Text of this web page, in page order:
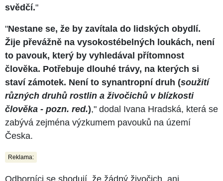
svědčí."
"Nestane se, že by zavítala do lidských obydlí.
Žije převážně na vysokostébelných loukách, není
to pavouk, který by vyhledával přítomnost
člověka. Potřebuje dlouhé trávy, na kterých si
staví zámotek. Není to synantropní druh (soužití
různých druhů rostlin a živočichů v blízkosti
člověka - pozn. red.)," dodal Ivana Hradská, která se
zabývá zejména výzkumem pavouků na území
Česka.
Reklama: